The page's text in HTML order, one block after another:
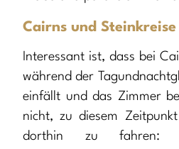
Cairns und Steinkreise
Interessant ist, dass bei
während der
einfällt und das Zimmer
nicht, zu diesem
dorthin zu fahren: